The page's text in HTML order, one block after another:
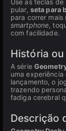
Use as teclas
pular, seta para
para correr mais
smartphone,
com facilidade.
História
A série
uma
lançamento, o
trazendo
fadiga cerebral
Descrição